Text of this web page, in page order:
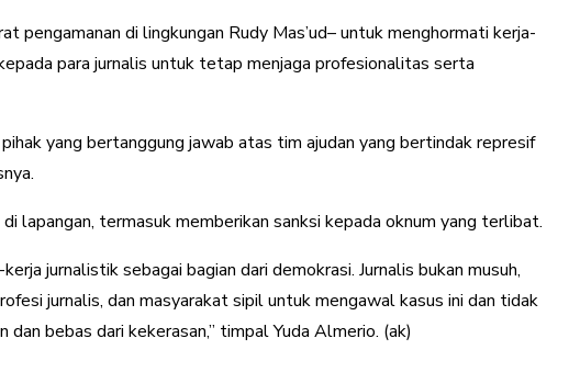
di lingkungan Rudy Mas’ud– untuk menghormati kerja-
para jurnalis untuk tetap menjaga profesionalitas serta
yang bertanggung jawab atas tim ajudan yang bertindak represif
lapangan, termasuk memberikan sanksi kepada oknum yang terlibat.
jurnalistik sebagai bagian dari demokrasi. Jurnalis bukan musuh,
jurnalis, dan masyarakat sipil untuk mengawal kasus ini dan tidak
bebas dari kekerasan,” timpal Yuda Almerio. (ak)